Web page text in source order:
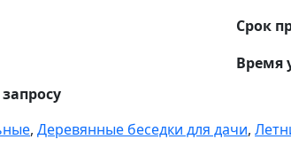
Срок
Время
, Деревянные беседки для дачи,